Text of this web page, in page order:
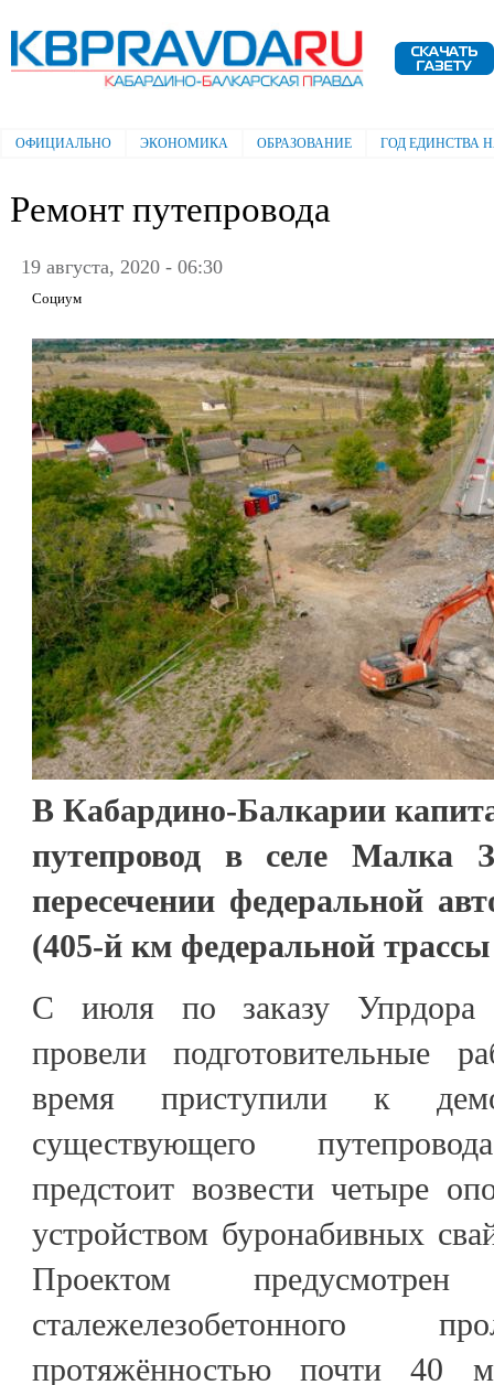
Электронная газета "Кабардино-
Балкарская правда"
Главное меню
ОФИЦИАЛЬНО ЭКОНОМИКА ОБРАЗОВАНИЕ ГОД ЕДИНСТВА
Ремонт путепровода
19 августа, 2020 - 06:30
Социум
В Кабардино-Балкарии
путепровод в селе Малка
пересечении федеральной
(405-й км федеральной
С июля по заказу Упрдора
провели подготовительные
время приступили к
существующего
предстоит возвести четыре
устройством буронабивных
Проектом
сталежелезобетонного
протяжённостью почти 40